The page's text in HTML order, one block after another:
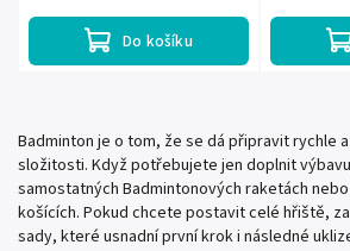
Do košíku
Badminton je o tom, že se dá připravit rychle
složitosti. Když potřebujete jen doplnit
samostatných Badmintonových raketách
košících. Pokud chcete postavit celé hřiště,
sady, které usnadní první krok i následné